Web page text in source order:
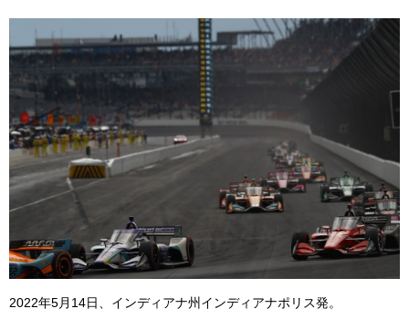
2022年5月14日、インディアナ州インディアナポリス発。